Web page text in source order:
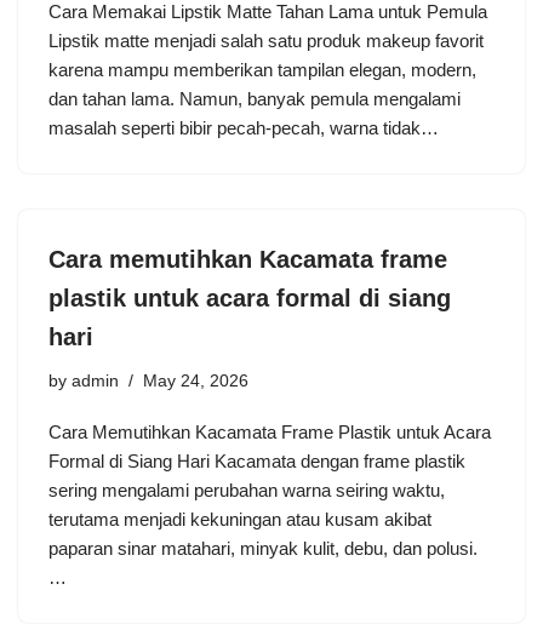
Cara Memakai Lipstik Matte Tahan Lama untuk Pemula
Lipstik matte menjadi salah satu produk makeup favorit
karena mampu memberikan tampilan elegan, modern,
dan tahan lama. Namun, banyak pemula mengalami
masalah seperti bibir pecah-pecah, warna tidak…
Cara memutihkan Kacamata frame
plastik untuk acara formal di siang
hari
by admin May 24, 2026
Cara Memutihkan Kacamata Frame Plastik untuk Acara
Formal di Siang Hari Kacamata dengan frame plastik
sering mengalami perubahan warna seiring waktu,
terutama menjadi kekuningan atau kusam akibat
paparan sinar matahari, minyak kulit, debu, dan polusi.
…